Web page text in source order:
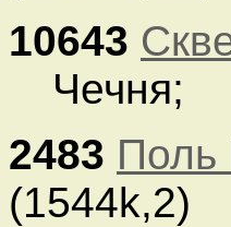
10643
Чечня;
2483 Поль
(1544k,2)